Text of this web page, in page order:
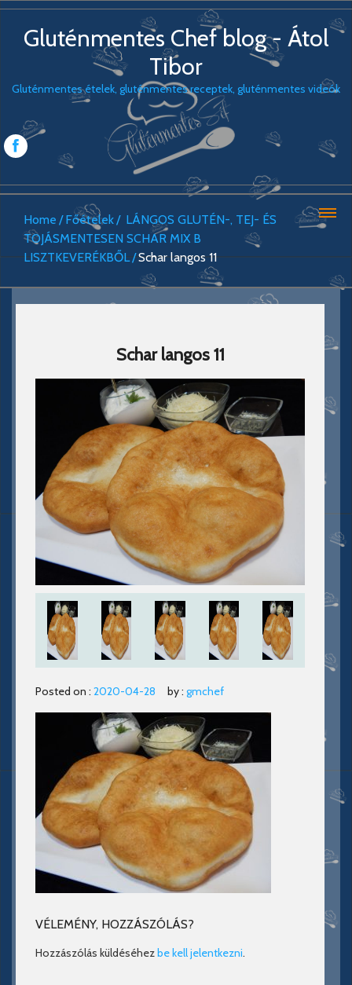
Gluténmentes Chef blog - Átol
Tibor
Gluténmentes ételek, gluténmentes receptek, gluténmentes videók
Home Főételek
LÁNGOS GLUTÉN-, TEJ- ÉS
TOJÁSMENTESEN SCHAR MIX B
LISZTKEVERÉKBŐL Schar langos 11
Schar langos 11
Posted on : 2020-04-28 by : gmchef
VÉLEMÉNY, HOZZÁSZÓLÁS?
Hozzászólás küldéséhezbe kell jelentkezni.